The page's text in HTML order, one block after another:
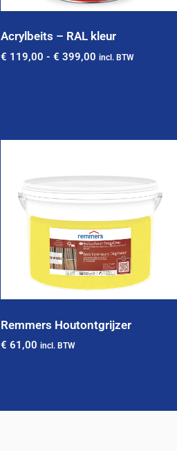
Acrylbeits – RAL kleur
€ 119,00 - € 399,00 incl. BTW
Remmers Houtontgrijzer
€ 61,00 incl. BTW